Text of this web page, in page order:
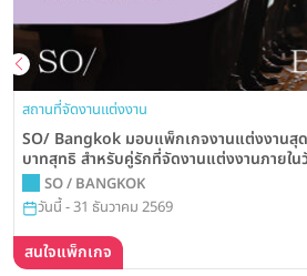
สถานที่จัดงานแต่งงาน
SO/ Bangkok มอบแพ็กเกจงานแต่งงานสุ
บาทสุทธิ สำหรับคู่รักที่จัดงานแต่งงานภายใ
พร้อมสิทธิพิเศษมากมาย
SO / BANGKOK
วันนี้ - 31 ธันวาคม 2569
สนใจแพ็กเกจ